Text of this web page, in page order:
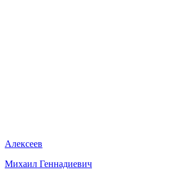
Алексеев
Михаил Геннадиевич